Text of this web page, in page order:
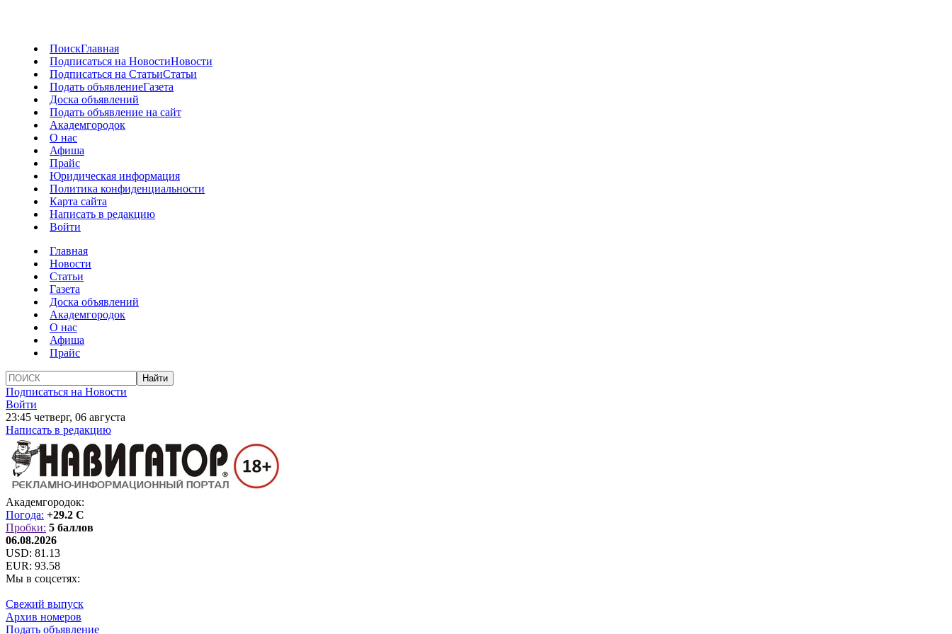
ПоискГлавная
Подписаться на НовостиНовости
Подписаться на СтатьиСтатьи
Подать объявлениеГазета
Доска объявлений
Подать объявление на сайт
Академгородок
О нас
Афиша
Прайс
Юридическая информация
Политика конфиденциальности
Карта сайта
Написать в редакцию
Войти
Главная
Новости
Статьи
Газета
Доска объявлений
Академгородок
О нас
Афиша
Прайс
Подписаться на Новости
Войти
23:45 четверг, 06 августа
Написать в редакцию
Академгородок:
Погода: +29.2 C
Пробки: 5 баллов
06.08.2026
USD: 81.13
EUR: 93.58
Мы в соцсетях:
Свежий выпуск
Архив номеров
Подать объявление